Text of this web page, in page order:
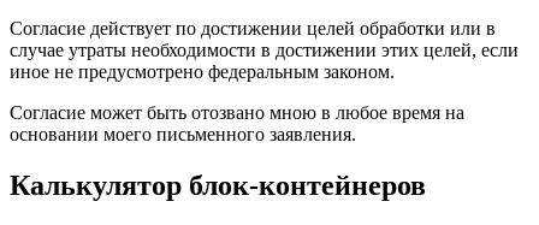
Согласие действует по достижении целей обработки или в
случае утраты необходимости в достижении этих целей, если
иное не предусмотрено федеральным законом.
Согласие может быть отозвано мною в любое время на
основании моего письменного заявления.
Калькулятор блок-контейнеров